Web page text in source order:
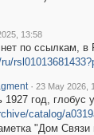
13:58
по ссылкам, в
· 23 May 2026,
год, глобус
catalog/
"Дом Связи